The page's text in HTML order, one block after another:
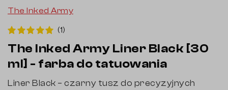
The Inked Army
(1)
The Inked Army Liner Black [30
ml] - farba do tatuowania
Liner Black – czarny tusz do precyzyjnych